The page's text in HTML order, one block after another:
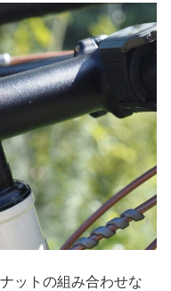
ットの組み合わせな